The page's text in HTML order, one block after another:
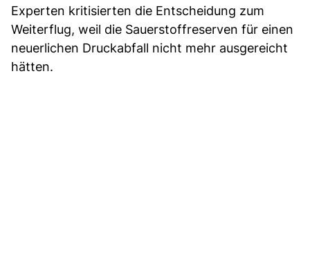
Experten kritisierten die Entscheidung zum
Weiterflug, weil die Sauerstoffreserven für einen
neuerlichen Druckabfall nicht mehr ausgereicht
hätten.